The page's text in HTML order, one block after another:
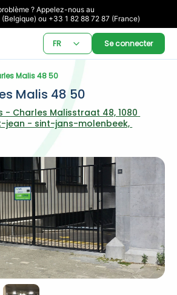
? Appelez-nous au
ou +33 1 82 88 72 87 (France)
FR Se connecter
Malis 48 50
Malis 48 50
- Charles Malisstraat 48, 1080
jean - sint-jans-molenbeek,